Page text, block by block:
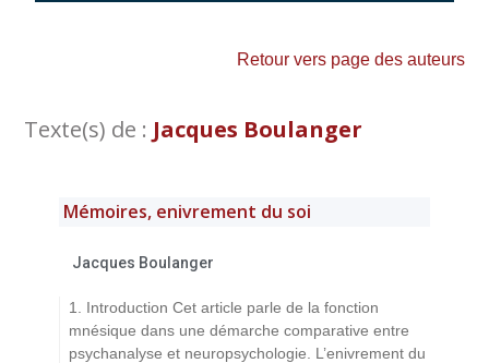
Retour vers page des auteurs
Texte(s) de : Jacques Boulanger
Mémoires, enivrement du soi
Jacques Boulanger
1. Introduction Cet article parle de la fonction
mnésique dans une démarche comparative entre
psychanalyse et neuropsychologie. L’enivrement du